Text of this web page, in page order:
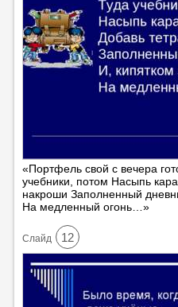
«Портфель свой с вечера
учебники, потом Насыпь
накроши Заполненный
На медленный огонь…»
Cлайд 12